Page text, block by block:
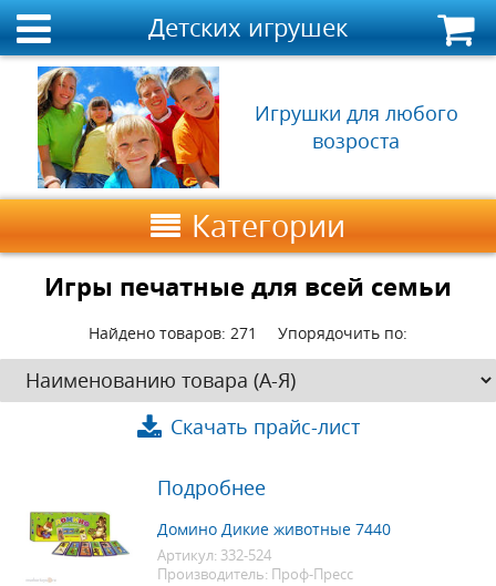
Детских игрушек
Игрушки для любого
возроста
Категории
Игры печатные для всей семьи
Найдено товаров: 271 Упорядочить по:
Скачать прайс-лист
Подробнее
Домино Дикие животные 7440
Артикул: 332-524
Производитель: Проф-Пресс